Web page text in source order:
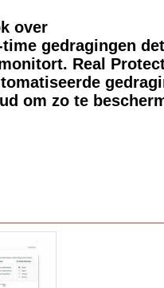
over
gedragingen
Real
om zo te